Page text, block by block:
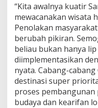
“Kita awalnya kuatir
mewacanakan wisata
Penolakan
berubah pikiran.
beliau bukan hanya
diimplementasikan
nyata. Cabang-
destinasi super
proses pembangunan
budaya dan kearifan